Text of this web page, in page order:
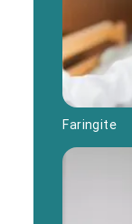
Faringite